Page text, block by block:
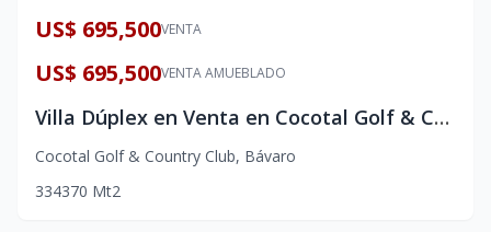
VENTA
US$ 695,500
VENTA AMUEBLADO
US$ 695,500
Villa Dúplex en Venta en Cocotal Golf & Country Club, Punta Cana | Vista al Campo de Golf + Piscina Privada + Paneles Solares
Cocotal Golf & Country Club, Bávaro
334370 Mt2